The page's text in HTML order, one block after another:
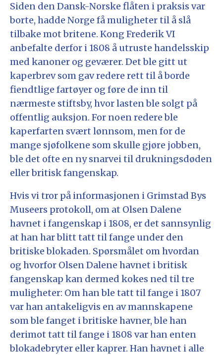
Siden den Dansk-Norske flåten i praksis var
borte, hadde Norge få muligheter til å slå
tilbake mot britene. Kong Frederik VI
anbefalte derfor i 1808 å utruste handelsskip
med kanoner og geværer. Det ble gitt ut
kaperbrev som gav redere rett til å borde
fiendtlige fartøyer og føre de inn til
nærmeste stiftsby, hvor lasten ble solgt på
offentlig auksjon. For noen redere ble
kaperfarten svært lønnsom, men for de
mange sjøfolkene som skulle gjøre jobben,
ble det ofte en ny snarvei til drukningsdøden
eller britisk fangenskap.
Hvis vi tror på informasjonen i Grimstad Bys
Museers protokoll, om at Olsen Dalene
havnet i fangenskap i 1808, er det sannsynlig
at han har blitt tatt til fange under den
britiske blokaden. Spørsmålet om hvordan
og hvorfor Olsen Dalene havnet i britisk
fangenskap kan dermed kokes ned til tre
muligheter: Om han ble tatt til fange i 1807
var han antakeligvis en av mannskapene
som ble fanget i britiske havner, ble han
derimot tatt til fange i 1808 var han enten
blokadebryter eller kaprer. Han havnet i alle